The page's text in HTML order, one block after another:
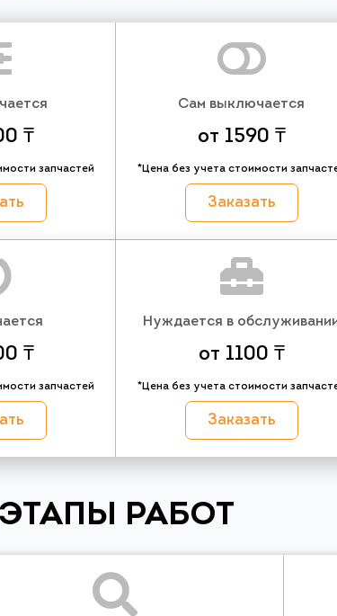
₸
запчастей
Сам выключается
от 1590 ₸
*Цена без учета стоимости
Заказать
₸
запчастей
Нуждается в
от 1100 ₸
*Цена без учета стоимости
Заказать
ЭТАПЫ РАБОТ